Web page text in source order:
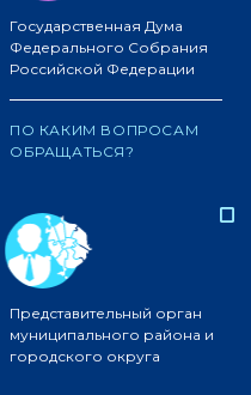
Государственная Дума
Федерального Собрания
Российской Федерации
ПО КАКИМ ВОПРОСАМ
ОБРАЩАТЬСЯ?
Представительный орган
муниципального района и
городского округа